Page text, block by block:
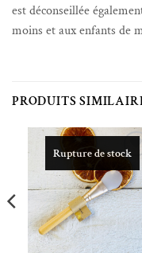
est déconseillée
moins et aux enfants de
PRODUITS
Rupture de stock